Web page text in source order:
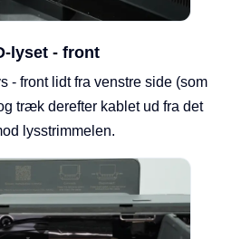
lyset - front
- front lidt fra venstre side (som
træk derefter kablet ud fra det
lysstrimmelen.